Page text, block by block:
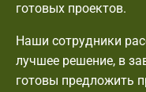
готовых проектов.
Наши сотрудники
лучшее решение, в
готовы предложить